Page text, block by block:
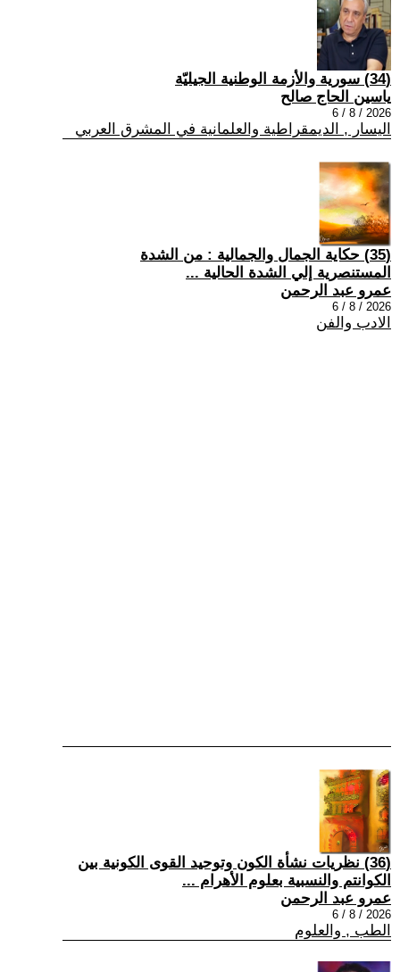
(34) سورية والأزمة الوطنية الجيليّة
ياسين الحاج صالح
2026 / 8 / 6
اليسار , الديمقراطية والعلمانية في المشرق العربي
(35) حكاية الجمال والجمالية : من الشدة
المستنصرية إلي الشدة الحالية ...
عمرو عبد الرحمن
2026 / 8 / 6
الادب والفن
(36) نظريات نشأة الكون وتوحيد القوى الكونية بين
الكوانتم والنسبية بعلوم الأهرام ...
عمرو عبد الرحمن
2026 / 8 / 6
الطب , والعلوم